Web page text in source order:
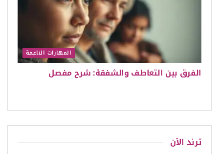
المهارات الناعمة
الفرق بين التعاطف والشفقة: شرح مفصل
ترند الٱن